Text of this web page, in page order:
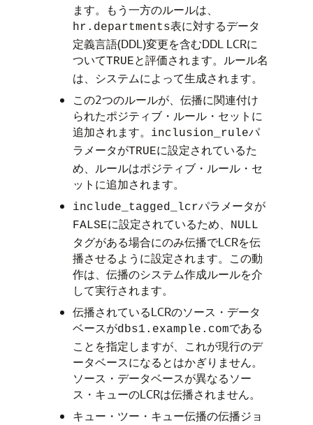
ます。もう一方のルールは、
hr.departments表に対するデータ
定義言語(DDL)変更を含むDDL LCRに
ついてTRUEと評価されます。ルール名
は、システムによって生成されます。
この2つのルールが、伝播に関連付け
られたポジティブ・ルール・セットに
追加されます。
inclusion_ruleパ
ラメータがTRUEに設定されているた
め、ルールはポジティブ・ルール・セ
ットに追加されます。
include_tagged_lcrパラメータが
FALSEに設定されているため、 NULL
タグがある場合にのみ伝播でLCRを伝
播させるように設定されます。この動
作は、伝播のシステム作成ルールを介
して実行されます。
伝播されているLCRのソース・データ
ベースがdbs1.example.comである
ことを指定しますが、これが現行のデ
ータベースになるとはかぎりません。
ソース・データベースが異なるソー
ス・キューのLCRは伝播されません。
キュー・ツー・キュー伝播の伝播ジョ